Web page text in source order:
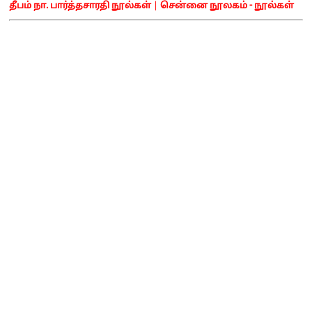
தீபம் நா. பார்த்தசாரதி நூல்கள்| சென்னை நூலகம் - நூல்கள்